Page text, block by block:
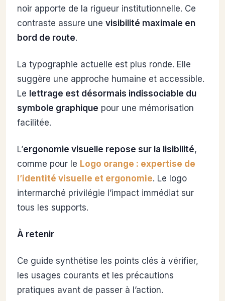
noir apporte de la rigueur institutionnelle. Ce
contraste assure une visibilité maximale en
bord de route.
La typographie actuelle est plus ronde. Elle
suggère une approche humaine et accessible.
Le lettrage est désormais indissociable du
symbole graphique pour une mémorisation
facilitée.
L’ergonomie visuelle repose sur la lisibilité,
comme pour le Logo orange : expertise de
l’identité visuelle et ergonomie. Le logo
intermarché privilégie l’impact immédiat sur
tous les supports.
À retenir
Ce guide synthétise les points clés à vérifier,
les usages courants et les précautions
pratiques avant de passer à l’action.